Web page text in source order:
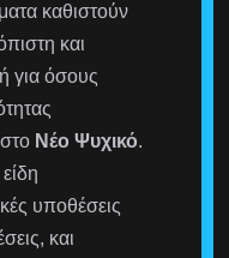
καθιστούν
και
για όσους
Νέο Ψυχικό.
υποθέσεις
και